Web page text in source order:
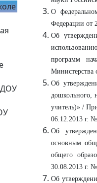
ДОУ
О
Федерации от
Об
программ
Министерства
Об
дошкольного,
учитель)» /
06.12.2013 г.
Об
основным
общего
30.08.2013 г.
Об